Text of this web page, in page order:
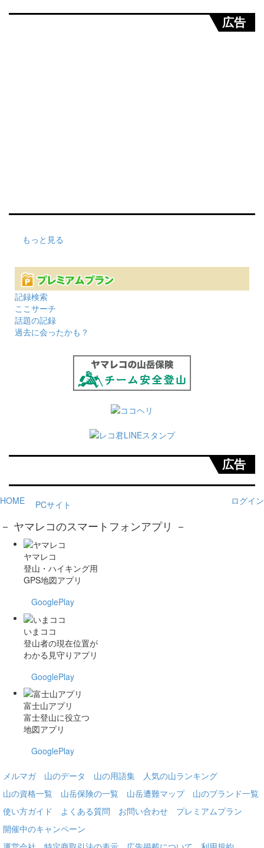
広告
もっと見る
記録検索
ここサーチ
話題の記録
過去に会ったかも？
広告
HOME ログイン
PCサイト
－ ヤマレコのスマートフォンアプリ －
ヤマレコ
登山・ハイキング用
GPS地図アプリ
GooglePlay
いまココ
登山者の現在位置が
わかる見守りアプリ
GooglePlay
富士山アプリ
富士登山に役立つ
地図アプリ
GooglePlay
メルマガ 山のデータ 山の用語集
人気の山ランキング
山の資格一覧
山岳保険の一覧 山岳遭難マップ
山のブランド一覧
使い方ガイド
よくある質問 お問い合わせ
プレミアムプラン
開催中のキャンペーン